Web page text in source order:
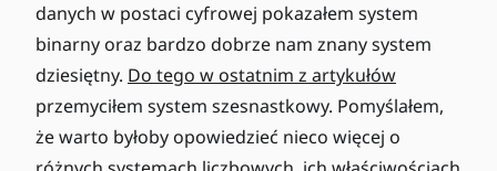
danych w postaci cyfrowej pokazałem system
binarny oraz bardzo dobrze nam znany system
dziesiętny. Do tego w ostatnim z artykułów
przemyciłem system szesnastkowy. Pomyślałem,
że warto byłoby opowiedzieć nieco więcej o